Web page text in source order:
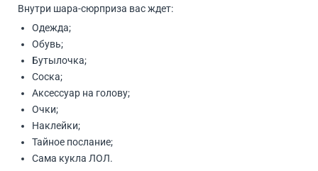
Внутри шара-сюрприза вас ждет:
Одежда;
Обувь;
Бутылочка;
Соска;
Аксессуар на голову;
Очки;
Наклейки;
Тайное послание;
Сама кукла ЛОЛ.